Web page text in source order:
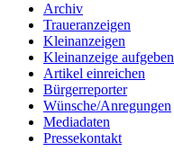
Archiv
Traueranzeigen
Kleinanzeigen
Kleinanzeige aufgeben
Artikel einreichen
Bürgerreporter
Wünsche/Anregungen
Mediadaten
Pressekontakt